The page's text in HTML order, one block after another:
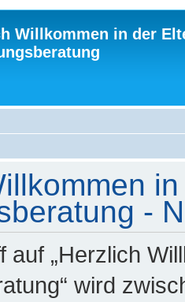
Willkommen in der
-
auf „Herzlich
wird